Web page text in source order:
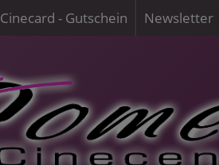
Cinecard - Gutschein Newsletter